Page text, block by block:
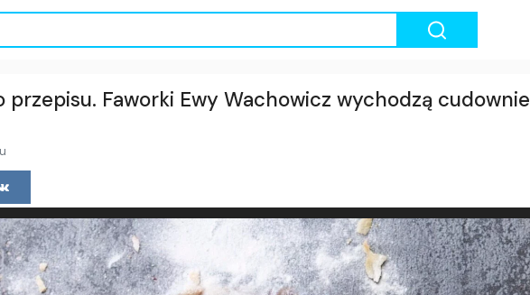
przepisu. Faworki Ewy Wachowicz wychodzą cudownie